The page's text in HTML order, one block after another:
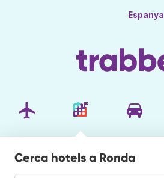
Espanya
Cerca hotels a Ronda